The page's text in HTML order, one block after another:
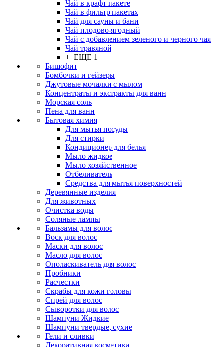
Чай в крафт пакете
Чай в фильтр пакетах
Чай для сауны и бани
Чай плодово-ягодный
Чай с добавлением зеленого и черного чая
Чай травяной
+ ЕЩЕ 1
Бишофит
Бомбочки и гейзеры
Джутовые мочалки с мылом
Концентраты и экстракты для ванн
Морская соль
Пена для ванн
Бытовая химия
Для мытья посуды
Для стирки
Кондиционер для белья
Мыло жидкое
Мыло хозяйственное
Отбеливатель
Средства для мытья поверхностей
Деревянные изделия
Для животных
Очистка воды
Соляные лампы
Бальзамы для волос
Воск для волос
Маски для волос
Масло для волос
Ополаскиватель для волос
Пробники
Расчестки
Скрабы для кожи головы
Спрей для волос
Сыворотки для волос
Шампуни Жидкие
Шампуни твердые, сухие
Гели и сливки
Декоративная косметика